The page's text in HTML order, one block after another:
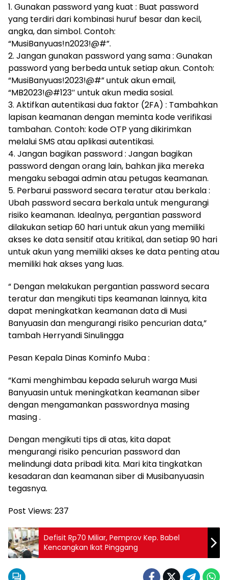
1. Gunakan password yang kuat : Buat password
yang terdiri dari kombinasi huruf besar dan kecil,
angka, dan simbol. Contoh:
“MusiBanyuas!n2023!@#”.
2. Jangan gunakan password yang sama : Gunakan
password yang berbeda untuk setiap akun. Contoh:
“MusiBanyuas!2023!@#” untuk akun email,
“MB2023!@#123″ untuk akun media sosial.
3. Aktifkan autentikasi dua faktor (2FA) : Tambahkan
lapisan keamanan dengan meminta kode verifikasi
tambahan. Contoh: kode OTP yang dikirimkan
melalui SMS atau aplikasi autentikasi.
4. Jangan bagikan password : Jangan bagikan
password dengan orang lain, bahkan jika mereka
mengaku sebagai admin atau petugas keamanan.
5. Perbarui password secara teratur atau berkala :
Ubah password secara berkala untuk mengurangi
risiko keamanan. Idealnya, pergantian password
dilakukan setiap 60 hari untuk akun yang memiliki
akses ke data sensitif atau kritikal, dan setiap 90 hari
untuk akun yang memiliki akses ke data penting atau
memiliki hak akses yang luas.
“ Dengan melakukan pergantian password secara
teratur dan mengikuti tips keamanan lainnya, kita
dapat meningkatkan keamanan data di Musi
Banyuasin dan mengurangi risiko pencurian data,”
tambah Herryandi Sinulingga
Pesan Kepala Dinas Kominfo Muba :
“Kami menghimbau kepada seluruh warga Musi
Banyuasin untuk meningkatkan keamanan siber
dengan mengamankan passwordnya masing
masing .
Dengan mengikuti tips di atas, kita dapat
mengurangi risiko pencurian password dan
melindungi data pribadi kita. Mari kita tingkatkan
kesadaran dan keamanan siber di Musibanyuasin
tegasnya.
Post Views: 237
Defisit Rp70 Miliar, Pemprov Kep. Babel
Kencangkan Ikat Pinggang